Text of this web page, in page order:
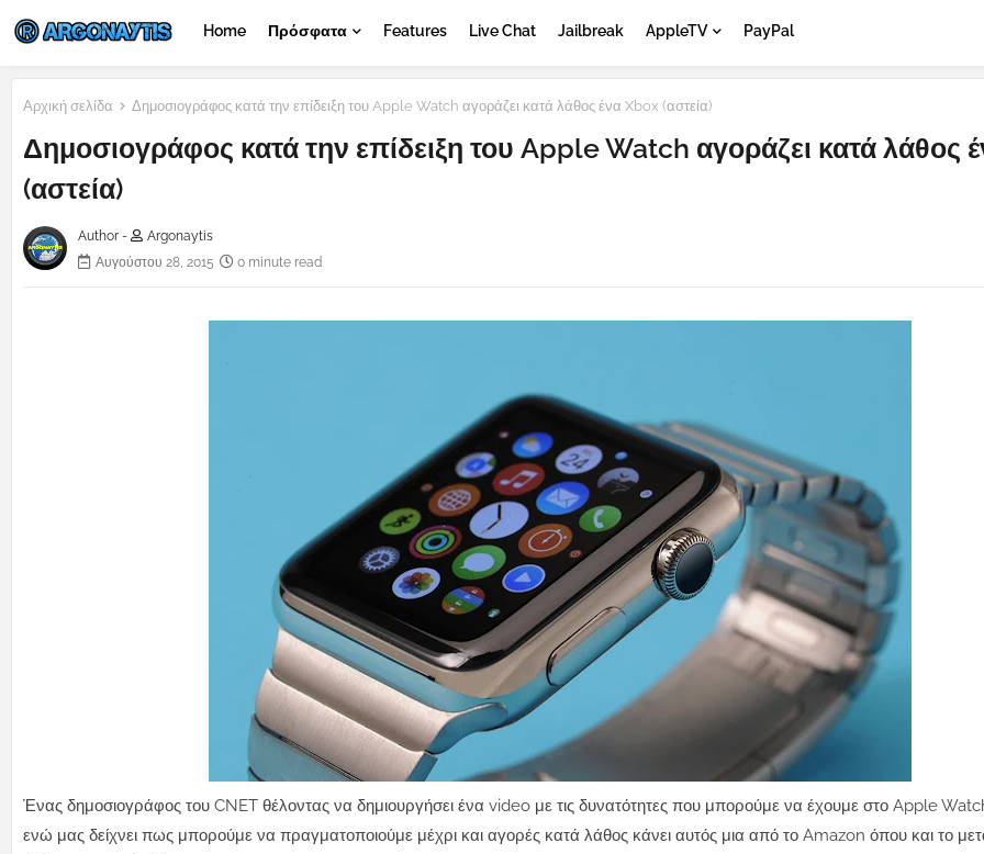
Home Πρόσφατα Features Live Chat Jailbreak AppleTV PayPal
Αρχική σελίδα Δημοσιογράφος κατά την επίδειξη του Apple Watch αγοράζει κατά λάθος ένα Xbox (αστεία)
Δημοσιογράφος κατά την επίδειξη του Apple Watch αγοράζει κατά λάθος
(αστεία)
Author -
Argonaytis
Αυγούστου 28, 2015
0 minute read
Ένας δημοσιογράφος του CNET θέλοντας να δημιουργήσει ένα video με τις δυνατότητες που μπορούμε να έχουμε στο Apple
ενώ μας δείχνει πως μπορούμε να πραγματοποιούμε μέχρι και αγορές κατά λάθος κάνει αυτός μια από το Amazon όπου και το